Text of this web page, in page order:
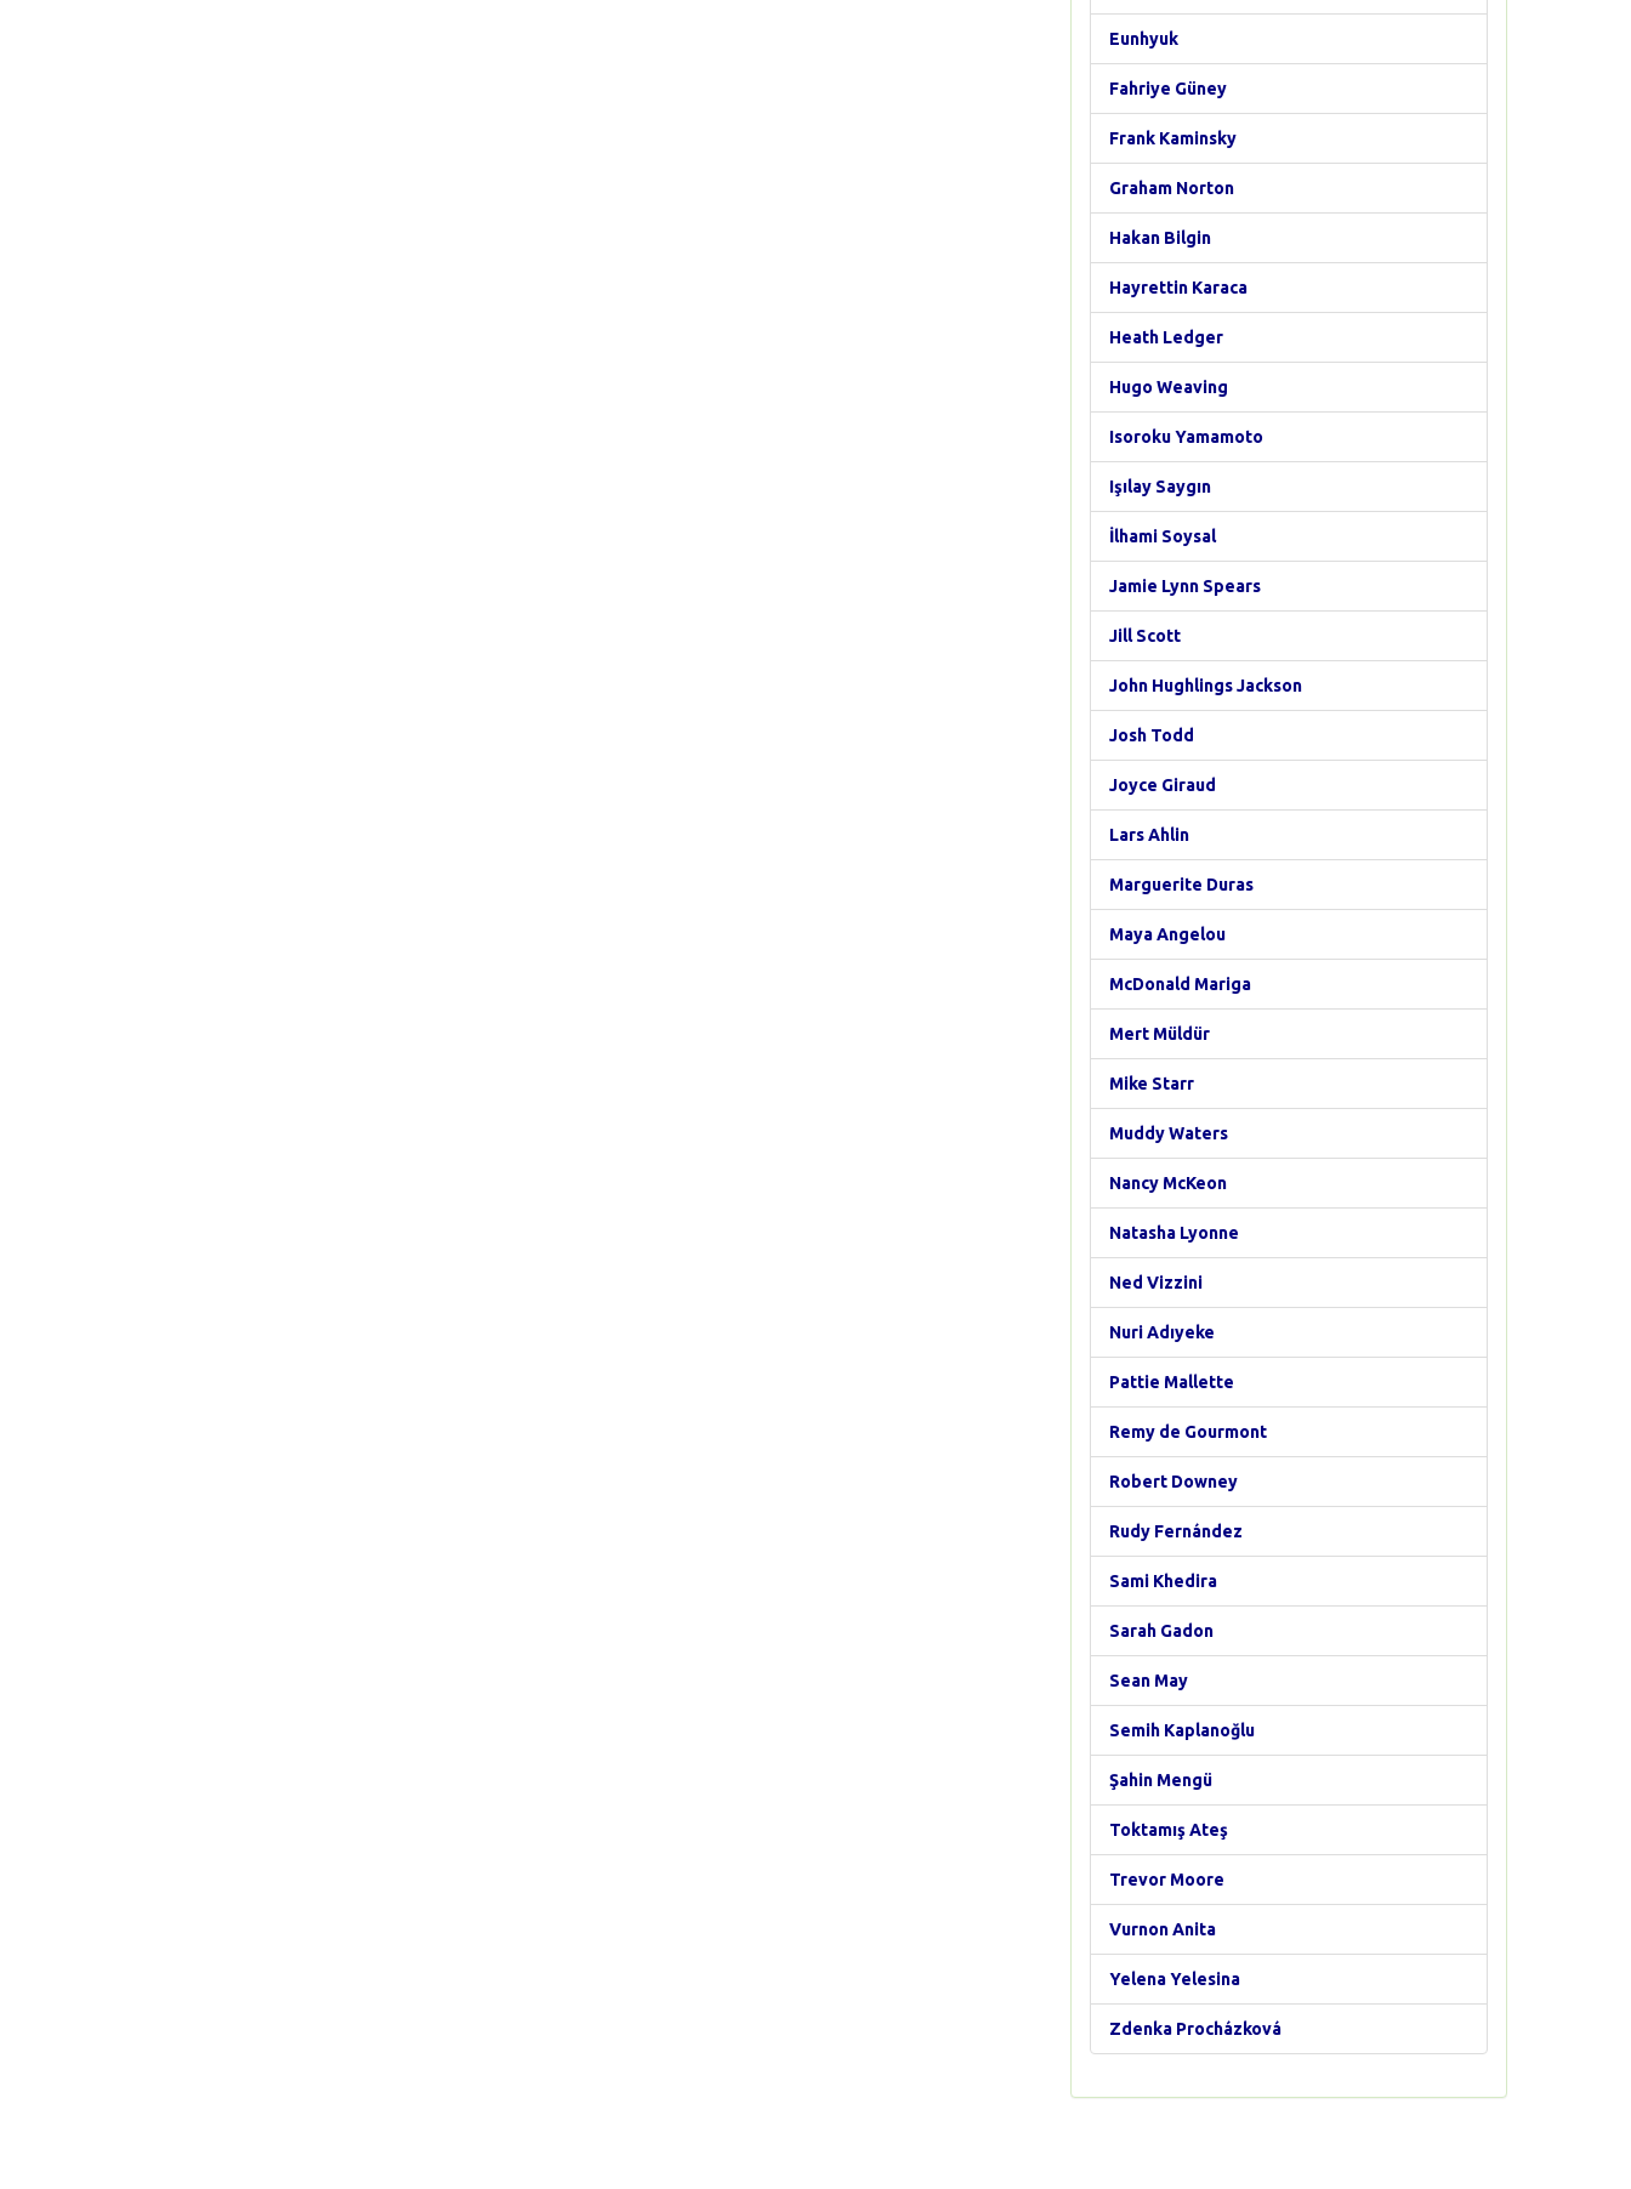
Eunhyuk
Fahriye Güney
Frank Kaminsky
Graham Norton
Hakan Bilgin
Hayrettin Karaca
Heath Ledger
Hugo Weaving
Isoroku Yamamoto
Işılay Saygın
İlhami Soysal
Jamie Lynn Spears
Jill Scott
John Hughlings Jackson
Josh Todd
Joyce Giraud
Lars Ahlin
Marguerite Duras
Maya Angelou
McDonald Mariga
Mert Müldür
Mike Starr
Muddy Waters
Nancy McKeon
Natasha Lyonne
Ned Vizzini
Nuri Adıyeke
Pattie Mallette
Remy de Gourmont
Robert Downey
Rudy Fernández
Sami Khedira
Sarah Gadon
Sean May
Semih Kaplanoğlu
Şahin Mengü
Toktamış Ateş
Trevor Moore
Vurnon Anita
Yelena Yelesina
Zdenka Procházková